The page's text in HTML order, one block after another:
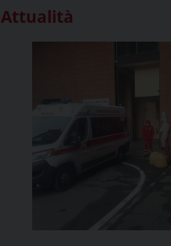
Attualità